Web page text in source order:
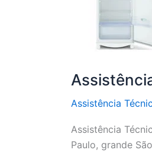
Assistência
Assistência
Paulo, grande